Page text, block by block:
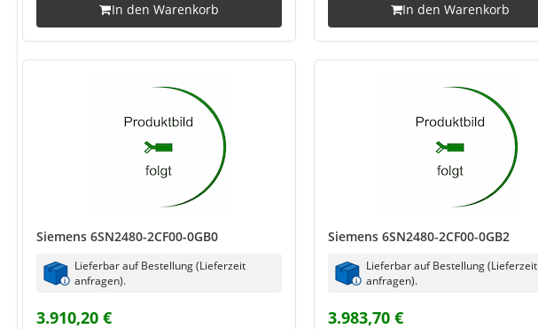
In den Warenkorb In den Warenkorb
Siemens 6SN2480-2CF00-0GB0
Lieferbar auf Bestellung (Lieferzeit
anfragen).
3.910,20 €
Siemens 6SN2480-2CF00-0GB2
Lieferbar auf Bestellung (Lieferzeit
anfragen).
3.983,70 €